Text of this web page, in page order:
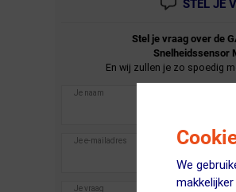
We
STEL JE
Stel je vraag over de
Snelheidssensor
En wij zullen je zo spoedig